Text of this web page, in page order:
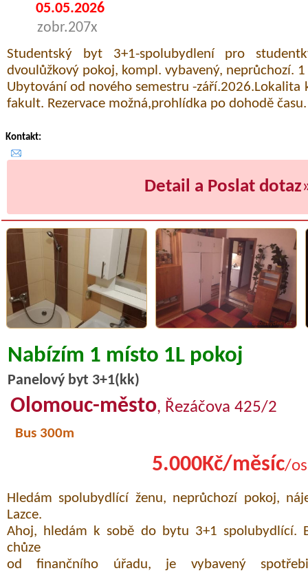
05.05.2026
zobr.207x
Studentský byt 3+1-spolubydlení pro
dvoulůžkový pokoj, kompl. vybavený, neprůchozí.
Ubytování od nového semestru -září.2026.Lokalita
fakult. Rezervace možná,prohlídka po dohodě času.
Kontakt:
Detail a Poslat dotaz
Nabízím 1 místo 1L pokoj
Panelový byt 3+1(kk)
Olomouc-město, Řezáčova 425/2
Bus 300m
5.000Kč/měsíc/
Hledám spolubydlící ženu, neprůchozí pokoj,
Lazce.
Ahoj, hledám k sobě do bytu 3+1 spolubydlící.
chůze
od finančního úřadu, je vybavený